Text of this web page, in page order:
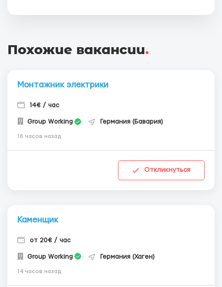
Похожие вакансии.
Монтажник электрики
14€ / час
Group Working Германия (Бавария)
16 часов назад
Откликнуться
Каменщик
от 20€ / час
Group Working Германия (Хаген)
14 часов назад